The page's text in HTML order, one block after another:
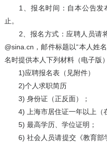
1、报名时间：自本公告发
止。
2、报名方式：应聘人员请
@sina.cn，邮件标题以“本人姓
名时提供本人下列材料（电子版
1)应聘报名表（见附件）
2)个人求职简历
3) 身份证（正反面）；
4) 上海市居住证一年以上（
5) 最高学历、学位证明；
6) 社会人员请提交《教育部